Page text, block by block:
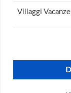
Villaggi